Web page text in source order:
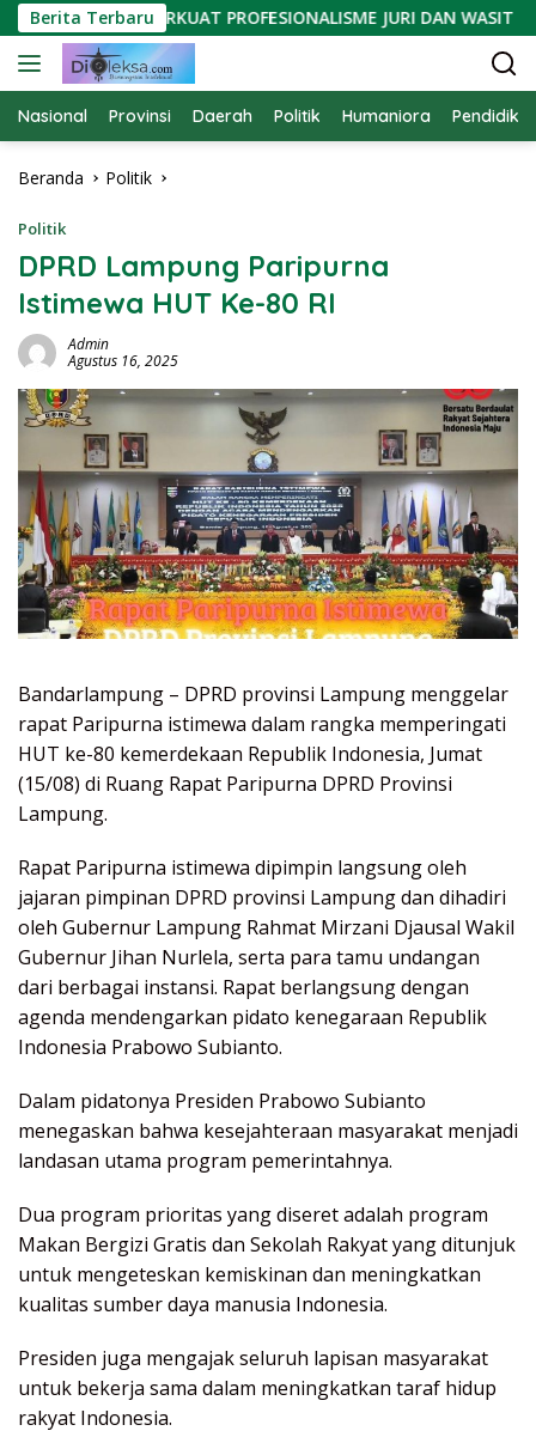
Langsung
ke
konten
Berita Terbaru
LAMPUNG PERKUAT PROFESIONALISME JURI DAN WASIT
Nasional Provinsi Daerah Politik Humaniora
Beranda Politik
Politik
DPRD Lampung Paripurna
Istimewa HUT Ke-80 RI
Admin
Agustus 16, 2025
Bandarlampung – DPRD provinsi Lampung menggelar
rapat Paripurna istimewa dalam rangka memperingati
HUT ke-80 kemerdekaan Republik Indonesia, Jumat
(15/08) di Ruang Rapat Paripurna DPRD Provinsi
Lampung.
Rapat Paripurna istimewa dipimpin langsung oleh
jajaran pimpinan DPRD provinsi Lampung dan dihadiri
oleh Gubernur Lampung Rahmat Mirzani Djausal Wakil
Gubernur Jihan Nurlela, serta para tamu undangan
dari berbagai instansi. Rapat berlangsung dengan
agenda mendengarkan pidato kenegaraan Republik
Indonesia Prabowo Subianto.
Dalam pidatonya Presiden Prabowo Subianto
menegaskan bahwa kesejahteraan masyarakat menjadi
landasan utama program pemerintahnya.
Dua program prioritas yang diseret adalah program
Makan Bergizi Gratis dan Sekolah Rakyat yang ditunjuk
untuk mengeteskan kemiskinan dan meningkatkan
kualitas sumber daya manusia Indonesia.
Presiden juga mengajak seluruh lapisan masyarakat
untuk bekerja sama dalam meningkatkan taraf hidup
rakyat Indonesia.